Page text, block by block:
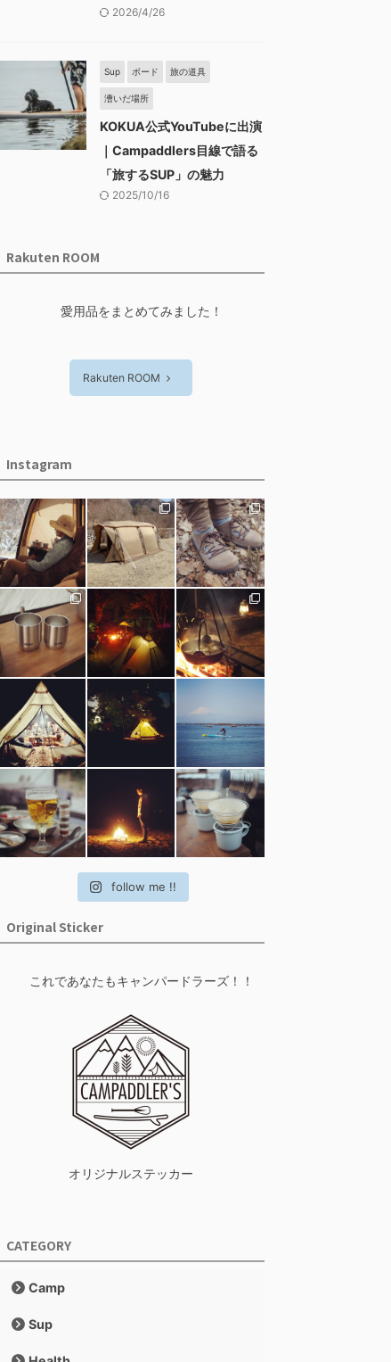
2026/4/26
Sup ボード 旅の道具
漕いだ場所
KOKUA公式YouTubeに出演
｜Campaddlers目線で語る
「旅するSUP」の魅力
2025/10/16
Rakuten ROOM
愛用品をまとめてみました！
Rakuten ROOM
Instagram
follow me !!
Original Sticker
これであなたもキャンパードラーズ！！
オリジナルステッカー
CATEGORY
Camp
Sup